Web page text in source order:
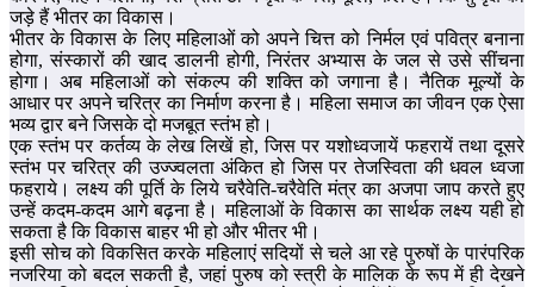
जड़े हैं भीतर का विकास।
भीतर के विकास के लिए महिलाओं को अपने चित्त को निर्मल एवं पवित्र बनाना
होगा, संस्कारों की खाद डालनी होगी, निरंतर अभ्यास के जल से उसे सींचना
होगा। अब महिलाओं को संकल्प की शक्ति को जगाना है। नैतिक मूल्यों के
आधार पर अपने चरित्र का निर्माण करना है। महिला समाज का जीवन एक ऐसा
भव्य द्वार बने जिसके दो मजबूत स्तंभ हो।
एक स्तंभ पर कर्तव्य के लेख लिखें हो, जिस पर यशोध्वजायें फहरायें तथा दूसरे
स्तंभ पर चरित्र की उज्ज्वलता अंकित हो जिस पर तेजस्विता की धवल ध्वजा
फहराये। लक्ष्य की पूर्ति के लिये चरैवेति-चरैवेति मंत्र का अजपा जाप करते हुए
उन्हें कदम-कदम आगे बढ़ना है। महिलाओं के विकास का सार्थक लक्ष्य यही हो
सकता है कि विकास बाहर भी हो और भीतर भी।
इसी सोच को विकसित करके महिलाएं सदियों से चले आ रहे पुरुषों के पारंपरिक
नजरिया को बदल सकती है, जहां पुरुष को स्त्री के मालिक के रूप में ही देखने